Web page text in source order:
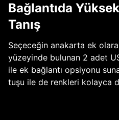
Bağlantıda
Tanış
Seçeceğin anakarta ek
yüzeyinde bulunan 2 adet
ile ek bağlantı opsiyonu
tuşu ile de renkleri kolayca